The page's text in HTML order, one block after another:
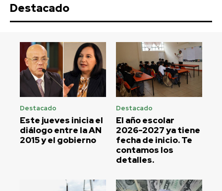
Destacado
Destacado
Este jueves inicia el
diálogo entre la AN
2015 y el gobierno
Destacado
El año escolar
2026-2027 ya tiene
fecha de inicio. Te
contamos los
detalles.